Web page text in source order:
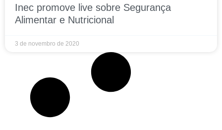
Inec promove live sobre Segurança
Alimentar e Nutricional
3 de novembro de 2020